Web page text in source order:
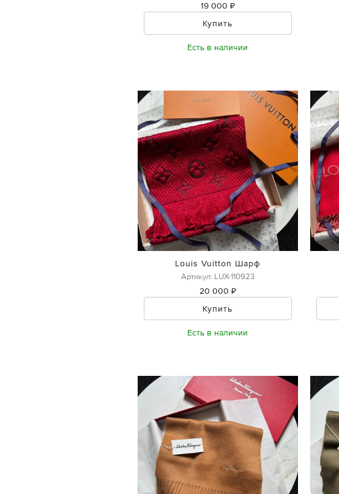
19 000 ₽
Купить
Есть в наличии
Louis Vuitton Шарф
Артикул: LUX-110923
20 000 ₽
Купить
Есть в наличии